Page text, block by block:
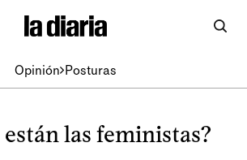
Opinión Posturas
las feministas?